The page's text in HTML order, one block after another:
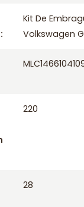
de
Kit De
Volkswagen
220
28